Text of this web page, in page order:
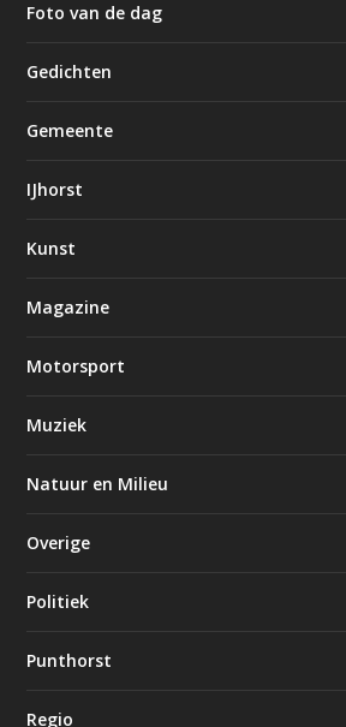
Foto van de dag
Gedichten
Gemeente
IJhorst
Kunst
Magazine
Motorsport
Muziek
Natuur en Milieu
Overige
Politiek
Punthorst
Regio